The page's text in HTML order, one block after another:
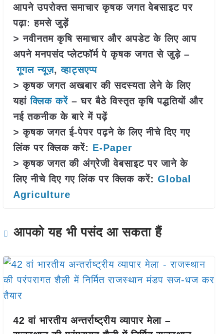
आपने उपरोक्त समाचार कृषक जगत वेबसाइट पर
पढ़ा: हमसे जुड़ें
> नवीनतम कृषि समाचार और अपडेट के लिए आप
अपने मनपसंद प्लेटफॉर्म पे कृषक जगत से जुड़े –
गूगल न्यूज़,व्हाट्सएप्प
> कृषक जगत अखबार की सदस्यता लेने के लिए
यहांक्लिक करें– घर बैठे विस्तृत कृषि पद्धतियों और
नई तकनीक के बारे में पढ़ें
> कृषक जगत ई-पेपर पढ़ने के लिए नीचे दिए गए
लिंक पर क्लिक करें: E-Paper
> कृषक जगत की अंग्रेजी वेबसाइट पर जाने के
लिए नीचे दिए गए लिंक पर क्लिक करें: Global
Agriculture
आपको यह भी पसंद आ सकता हैं
42 वां भारतीय अन्तर्राष्ट्रीय व्यापार मेला –